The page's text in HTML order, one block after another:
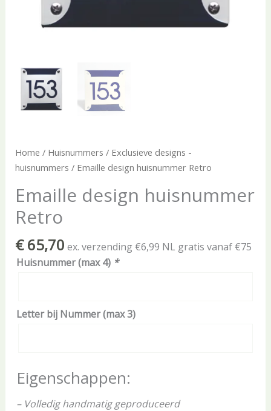
Home / Huisnummers / Exclusieve designs -
huisnummers / Emaille design huisnummer Retro
Emaille design huisnummer
Retro
€65,70 ex. verzending €6,99 NL gratis vanaf €75
Huisnummer (max 4) *
Letter bij Nummer (max 3)
Eigenschappen:
– Volledig handmatig geproduceerd